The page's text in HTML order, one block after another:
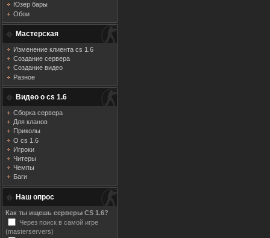
Юзер бары
Обои
Мастерская
Изменение клиента cs 1.6
Создание сервера
Создание видео
Разное
Видео о cs 1.6
Сборка сервера
Для кланов
Приколы
О cs 1.6
Игроки
Читеры
Чемпы
Баги
Наш опрос
Как ты ищешь серверы CS 1.6?
Через поиск в самой игре
(masterservers)